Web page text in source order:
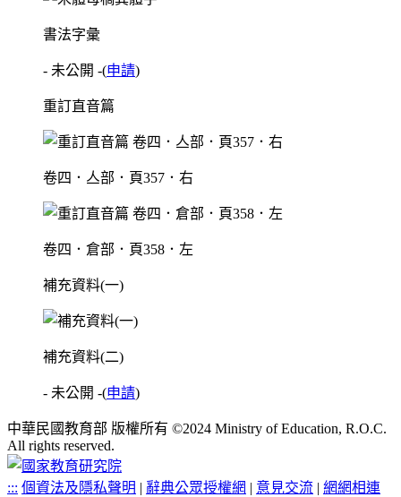
書法字彙
- 未公開 -(申請)
重訂直音篇
卷四．亼部．頁357．右
卷四．倉部．頁358．左
補充資料(一)
補充資料(二)
- 未公開 -(申請)
中華民國教育部 版權所有 ©2024 Ministry of Education, R.O.C.
All rights reserved.
::: 個資法及隱私聲明 | 辭典公眾授權網 | 意見交流 | 網網相連